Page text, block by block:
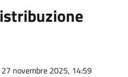
27 novembre 2025, 14:59